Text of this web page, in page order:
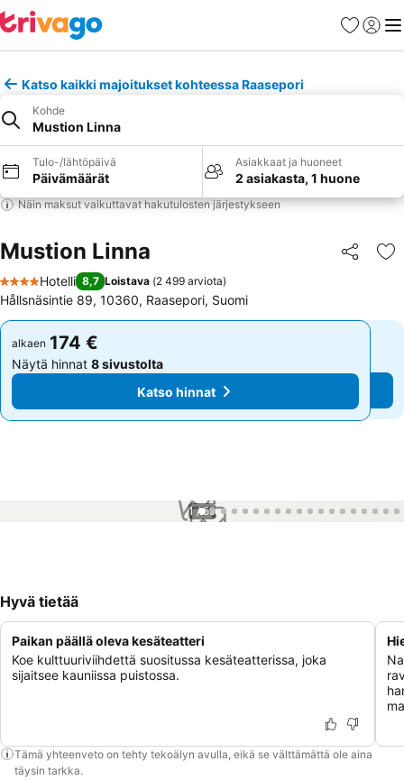
Suosikit
Katso kaikki majoitukset kohteessa Raasepori
Kohde
Mustion Linna
Tulo-/lähtöpäivä
Päivämäärät
Asiakkaat ja huoneet
2 asiakasta, 1 huone
Näin maksut vaikuttavat hakutulosten järjestykseen
Mustion Linna Jaa
4 Tähtiluokitus
Hotelli 8,7 Loistava (2 499 arviota)
Hållsnäsintie 89, 10360, Raasepori, Suomi
alkaen 174 €
Näytä hinnat 8 sivustolta
Katso hinnat
alkaen 174 €
Näytä hinnat 8 sivustolta
Katso hinnat
1 / 59
Hyvä tietää
Paikan päällä oleva kesäteatteri
Koe kulttuuriviihdettä suositussa kesäteatterissa, joka
sijaitsee kauniissa puistossa.
Tämä yhteenveto on tehty tekoälyn avulla, eikä se välttämättä ole aina
täysin tarkka.